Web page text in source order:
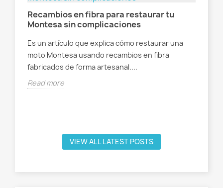
Recambios en fibra para restaurar tu
Montesa sin complicaciones
Es un artículo que explica cómo restaurar una
moto Montesa usando recambios en fibra
fabricados de forma artesanal....
Read more
VIEW ALL LATEST POSTS